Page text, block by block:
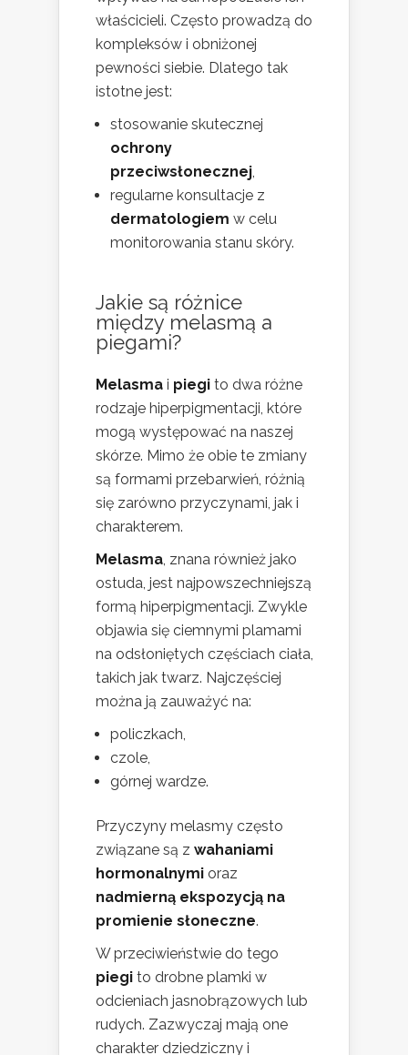
właścicieli. Często prowadzą do
kompleksów i obniżonej
pewności siebie. Dlatego tak
istotne jest:
stosowanie skutecznej
ochrony
przeciwsłonecznej
regularne konsultacje z
dermatologiem w celu
monitorowania stanu skóry.
Jakie są różnice
między melasmą a
piegami?
Melasma i piegi to dwa różne
rodzaje hiperpigmentacji, które
mogą występować na naszej
skórze. Mimo że obie te zmiany
są formami przebarwień, różnią
się zarówno przyczynami, jak i
charakterem.
Melasma , znana również jako
ostuda, jest najpowszechniejszą
formą hiperpigmentacji. Zwykle
objawia się ciemnymi plamami
na odsłoniętych częściach ciała,
takich jak twarz. Najczęściej
można ją zauważyć na:
policzkach,
czole,
górnej wardze.
Przyczyny melasmy często
związane są z wahaniami
hormonalnymi oraz
nadmierną ekspozycją na
promienie słoneczne.
W przeciwieństwie do tego
piegi to drobne plamki w
odcieniach jasnobrązowych lub
rudych. Zazwyczaj mają one
charakter dziedziczny i